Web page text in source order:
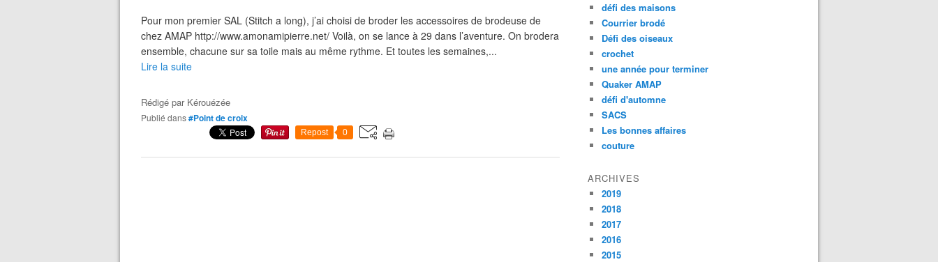
Pour mon premier SAL (Stitch a long), j’ai choisi de broder les accessoires de brodeuse de
chez AMAP http://www.amonamipierre.net/ Voilà, on se lance à 29 dans l’aventure. On brodera
ensemble, chacune sur sa toile mais au même rythme. Et toutes les semaines,...
Lire la suite
Rédigé par Kérouézée
Publié dans#Point de croix
Repost 0
défi des maisons
Courrier brodé
Défi des oiseaux
crochet
une année pour terminer
Quaker AMAP
défi d'automne
SACS
Les bonnes affaires
couture
ARCHIVES
2019
2018
2017
2016
2015